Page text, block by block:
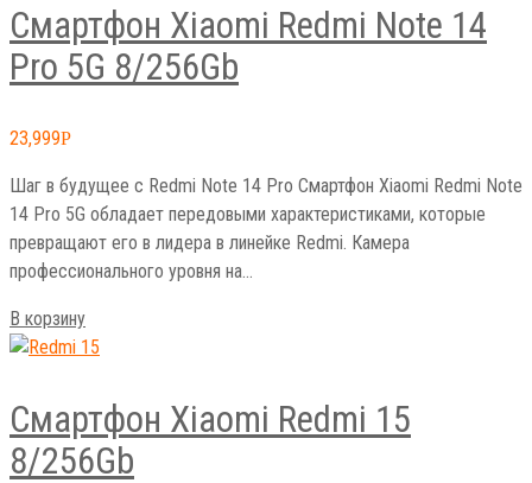
Смартфон Xiaomi Redmi Note 14
Pro 5G 8/256Gb
23,999Р
Шаг в будущее с Redmi Note 14 Pro Смартфон Xiaomi Redmi Note
14 Pro 5G обладает передовыми характеристиками, которые
превращают его в лидера в линейке Redmi. Камера
профессионального уровня на…
В корзину
Смартфон Xiaomi Redmi 15
8/256Gb